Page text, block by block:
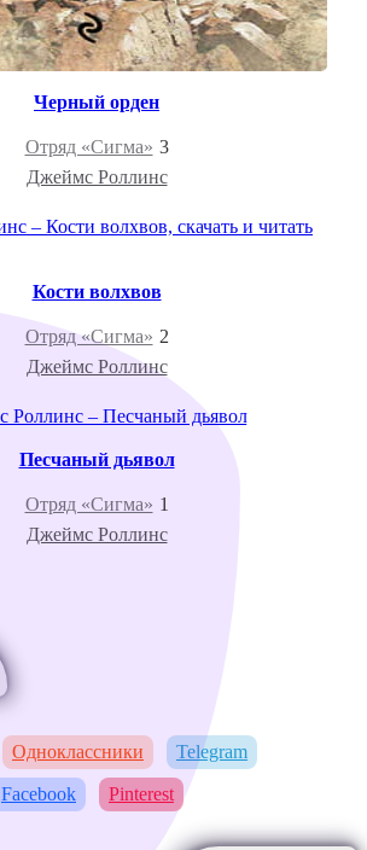
Черный орден
Отряд «Сигма» 3
Джеймс Роллинс
Кости волхвов
Отряд «Сигма» 2
Джеймс Роллинс
Песчаный дьявол
Отряд «Сигма» 1
Джеймс Роллинс
Одноклассники Telegram
Facebook Pinterest